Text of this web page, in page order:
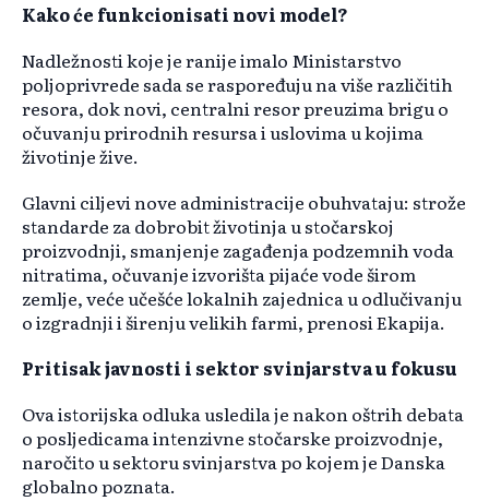
Kako će funkcionisati novi model?
Nadležnosti koje je ranije imalo Ministarstvo
poljoprivrede sada se raspoređuju na više različitih
resora, dok novi, centralni resor preuzima brigu o
očuvanju prirodnih resursa i uslovima u kojima
životinje žive.
Glavni ciljevi nove administracije obuhvataju: strože
standarde za dobrobit životinja u stočarskoj
proizvodnji, smanjenje zagađenja podzemnih voda
nitratima, očuvanje izvorišta pijaće vode širom
zemlje, veće učešće lokalnih zajednica u odlučivanju
o izgradnji i širenju velikih farmi, prenosi Ekapija.
Pritisak javnosti i sektor svinjarstva u fokusu
Ova istorijska odluka usledila je nakon oštrih debata
o posljedicama intenzivne stočarske proizvodnje,
naročito u sektoru svinjarstva po kojem je Danska
globalno poznata.